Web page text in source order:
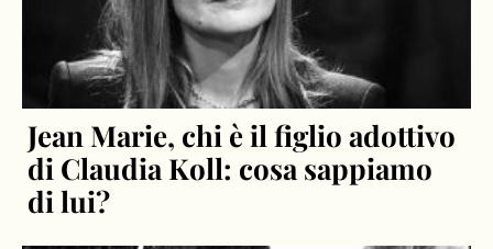
Jean Marie, chi è il figlio adottivo
di Claudia Koll: cosa sappiamo
di lui?